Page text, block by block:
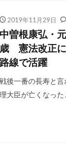
2019年11月29日
中曽根康弘・
歳 憲法改正に
路線で活躍
戦後一番の長寿と
理大臣が亡くなっ